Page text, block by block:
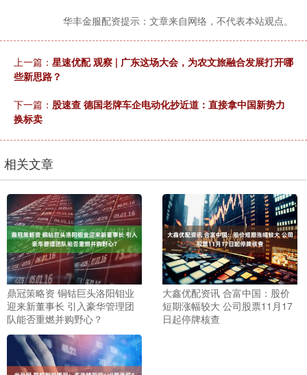
华丰金服配资提示：文章来自网络，不代表本站观点。
上一篇： 星速优配 观察 | 广东这场大会，为农文旅融合发展打开哪
些新思路？
下一篇： 股速查 德国老牌车企电动化抄近道：直接拿中国新势力
换标卖
相关文章
鼎冠策略资 铜钴巨头洛阳钼业
迎来新董事长 引入豪华管理团
队能否重燃并购野心？
大鑫优配资讯 合富中国：股价
短期涨幅较大 公司股票11月17
日起停牌核查